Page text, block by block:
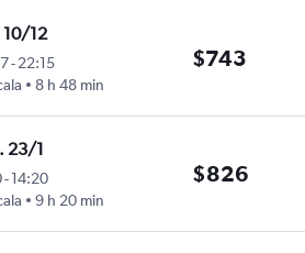
10/12
-22:15
8 h 48 min
$743
23/1
-14:20
9 h 20 min
$826